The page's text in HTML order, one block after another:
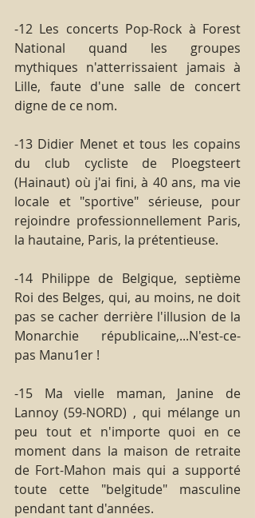
-12 Les concerts Pop-Rock à Forest
National quand les groupes
mythiques n'atterrissaient jamais à
Lille, faute d'une salle de concert
digne de ce nom.
-13 Didier Menet et tous les copains
du club cycliste de Ploegsteert
(Hainaut) où j'ai fini, à 40 ans, ma vie
locale et "sportive" sérieuse, pour
rejoindre professionnellement Paris,
la hautaine, Paris, la prétentieuse.
-14 Philippe de Belgique, septième
Roi des Belges, qui, au moins, ne doit
pas se cacher derrière l'illusion de la
Monarchie républicaine,...N'est-ce-
pas Manu1er !
-15 Ma vielle maman, Janine de
Lannoy (59-NORD) , qui mélange un
peu tout et n'importe quoi en ce
moment dans la maison de retraite
de Fort-Mahon mais qui a supporté
toute cette "belgitude" masculine
pendant tant d'années.